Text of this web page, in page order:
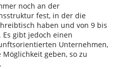
noch an der
fest, in der die
haben und von 9 bis
gibt jedoch einen
Unternehmen,
geben, so zu